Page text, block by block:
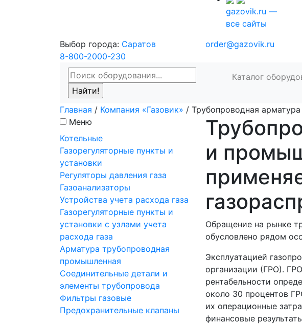
gazovik.ru —
все сайты
Выбор города: Саратов
8-800-2000-230
order@gazovik.ru
Каталог
Главная / Компания «Газовик» / Трубопроводная
Меню
Котельные
Газорегуляторные пункты и
установки
Регуляторы давления газа
Газоанализаторы
Устройства учета расхода газа
Газорегуляторные пункты и
установки с узлами учета
расхода газа
Арматура трубопроводная
промышленная
Соединительные детали и
элементы трубопровода
Фильтры газовые
Предохранительные клапаны
и
Обращение на рынке
обусловлено рядом
Эксплуатацией
организации (ГРО).
рентабельности
около 30 процентов
их операционные
финансовые